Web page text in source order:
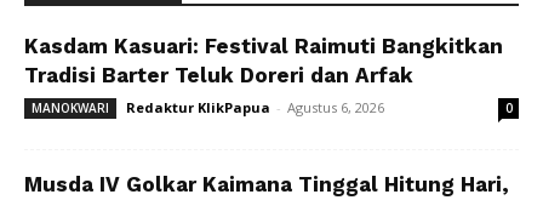
Kasdam Kasuari: Festival Raimuti Bangkitkan
Tradisi Barter Teluk Doreri dan Arfak
MANOKWARI Redaktur KlikPapua - Agustus 6, 2026 0
Musda IV Golkar Kaimana Tinggal Hitung Hari,